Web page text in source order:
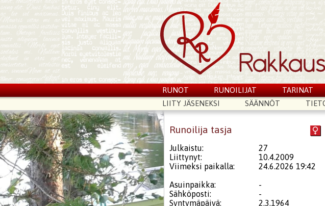
RUNOT RUNOILIJAT TARINAT
LIITY JÄSENEKSI
SÄÄNNÖT
Runoilija tasja
Julkaistu:
27
Liittynyt:
10.4.2009
Viimeksi paikalla:
24.6.2026 19:42
Asuinpaikka:
-
Sähköposti:
-
Syntymäpäivä:
2.3.1964